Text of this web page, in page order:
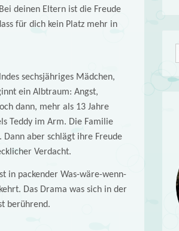
deinen Eltern ist die Freude
für dich kein Platz mehr in
sechsjähriges Mädchen,
ein Albtraum: Angst,
dann, mehr als 13 Jahre
Teddy im Arm. Die Familie
Dann aber schlägt ihre Freude
Verdacht.
in packender Was-wäre-wenn-
Das Drama was sich in der
berührend.